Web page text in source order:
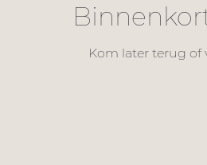
Kom later terug of